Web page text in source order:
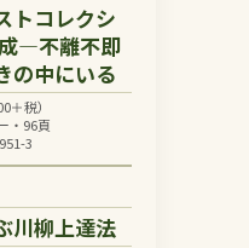
トコレクシ
―不離不即
の中にいる
＋税）
・96頁
3
川柳上達法